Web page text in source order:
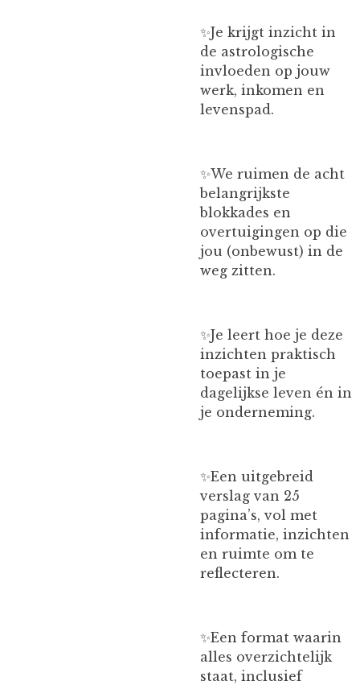
✨️Je krijgt inzicht in
de astrologische
invloeden op jouw
werk, inkomen en
levenspad.
✨️We ruimen de acht
belangrijkste
blokkades en
overtuigingen op die
jou (onbewust) in de
weg zitten.
✨️Je leert hoe je deze
inzichten praktisch
toepast in je
dagelijkse leven én in
je onderneming.
✨️Een uitgebreid
verslag van 25
pagina’s, vol met
informatie, inzichten
en ruimte om te
reflecteren.
✨️Een format waarin
alles overzichtelijk
staat, inclusief